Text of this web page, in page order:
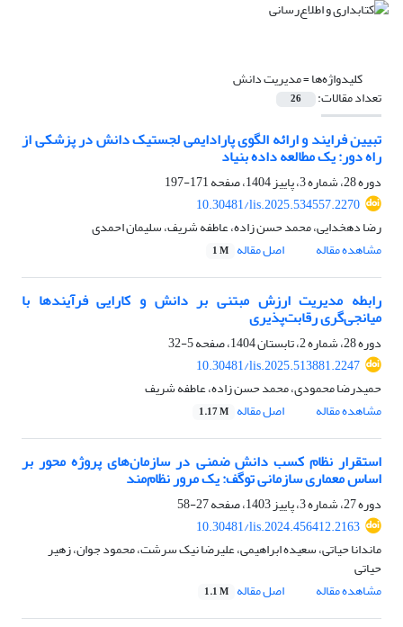
کلیدواژه‌ها =مدیریت دانش
تعداد مقالات: 26
تبیین فرایند و ارائه الگوی پارادایمی لجستیک دانش در پزشکی از
راه دور: یک مطالعه داده بنیاد
دوره 28، شماره 3، پاییز 1404، صفحه
171-197
10.30481/lis.2025.534557.2270
رضا دهخدایی، محمد حسن زاده، عاطفه شریف، سلیمان احمدی
مشاهده مقاله
اصل مقاله 1 M
رابطه مدیریت ارزش مبتنی بر دانش و کارایی فرآیندها با
میانجی‌گری رقابت‌پذیری
دوره 28، شماره 2، تابستان 1404، صفحه
5-32
10.30481/lis.2025.513881.2247
حمیدرضا محمودی، محمد حسن زاده، عاطفه شریف
مشاهده مقاله
اصل مقاله 1.17 M
استقرار نظام کسب دانش ضمنی در سازمان‌های پروژه محور بر
اساس معماری سازمانی توگف: یک مرور نظام‌مند
دوره 27، شماره 3، پاییز 1403، صفحه
27-58
10.30481/lis.2024.456412.2163
ماندانا حیاتی، سعیده ابراهیمی، علیرضا نیک سرشت، محمود جوان، زهیر
حیاتی
مشاهده مقاله
اصل مقاله 1.1 M